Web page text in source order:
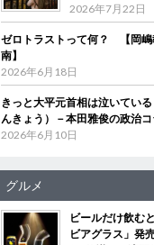
2026年7月22日
ゼロトラストって何？ 【岡嶋
南】
2026年6月18日
きっと大平元首相は泣いてい
んきょう）－本田雅俊の政治コ
2026年6月10日
グルメ
ビールだけ飲む
ビアグラス」発